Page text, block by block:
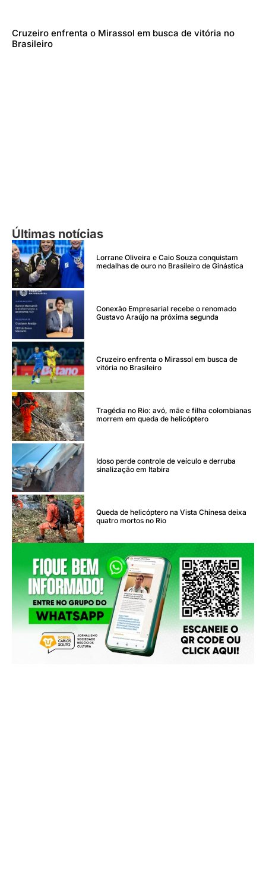
Cruzeiro enfrenta o Mirassol em busca de vitória no
Brasileiro
Últimas notícias
Lorrane Oliveira e Caio Souza conquistam
medalhas de ouro no Brasileiro de Ginástica
Conexão Empresarial recebe o renomado
Gustavo Araújo na próxima segunda
Cruzeiro enfrenta o Mirassol em busca de
vitória no Brasileiro
Tragédia no Rio: avó, mãe e filha colombianas
morrem em queda de helicóptero
Idoso perde controle de veículo e derruba
sinalização em Itabira
Queda de helicóptero na Vista Chinesa deixa
quatro mortos no Rio